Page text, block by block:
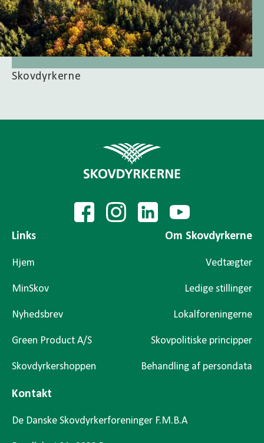
Skovdyrkerne
Links
Hjem
MinSkov
Nyhedsbrev
Green Product A/S
Skovdyrkershoppen
Om Skovdyrkerne
Vedtægter
Ledige stillinger
Lokalforeningerne
Skovpolitiske principper
Behandling af persondata
Kontakt
De Danske Skovdyrkerforeninger F.M.B.A